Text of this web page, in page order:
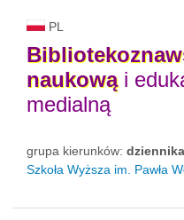
PL
naukowąi
medialną
grupa kierunków:
Szkoła Wyższa im. Pawła